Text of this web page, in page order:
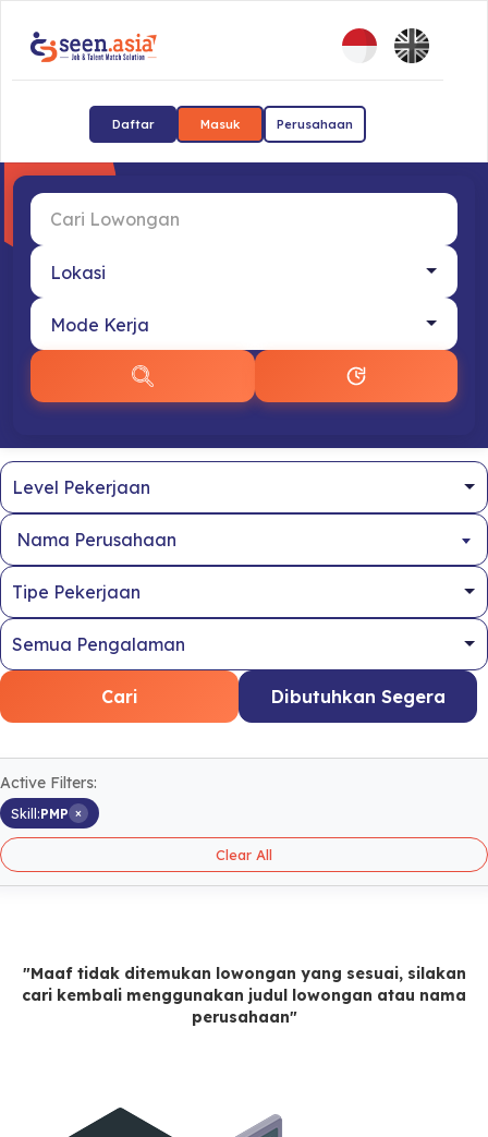
Daftar Masuk Perusahaan
Nama Perusahaan
Cari Dibutuhkan Segera
Active Filters:
Skill:PMP ×
Clear All
"Maaf tidak ditemukan lowongan yang sesuai, silakan
cari kembali menggunakan judul lowongan atau nama
perusahaan"